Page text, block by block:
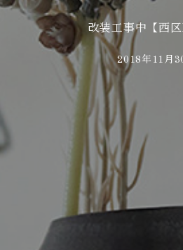
改装工事中【西区
2018年11月